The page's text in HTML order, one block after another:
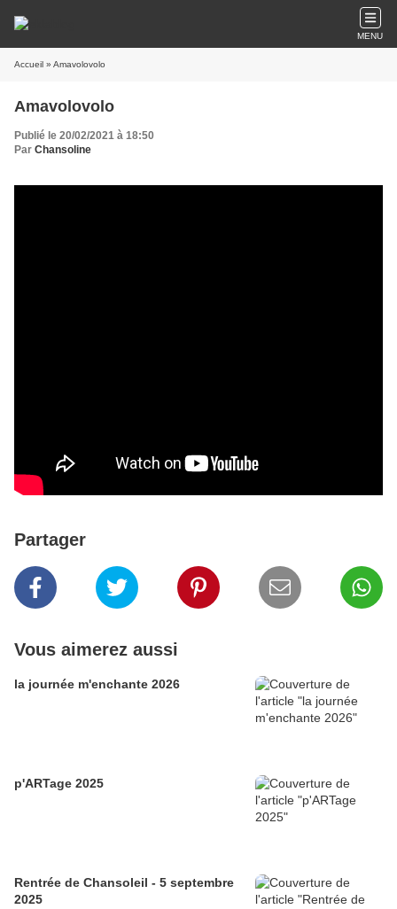
MENU
Accueil » Amavolovolo
Amavolovolo
Publié le 20/02/2021 à 18:50
Par Chansoline
Partager
Vous aimerez aussi
la journée m'enchante 2026
p'ARTage 2025
Rentrée de Chansoleil - 5 septembre
2025